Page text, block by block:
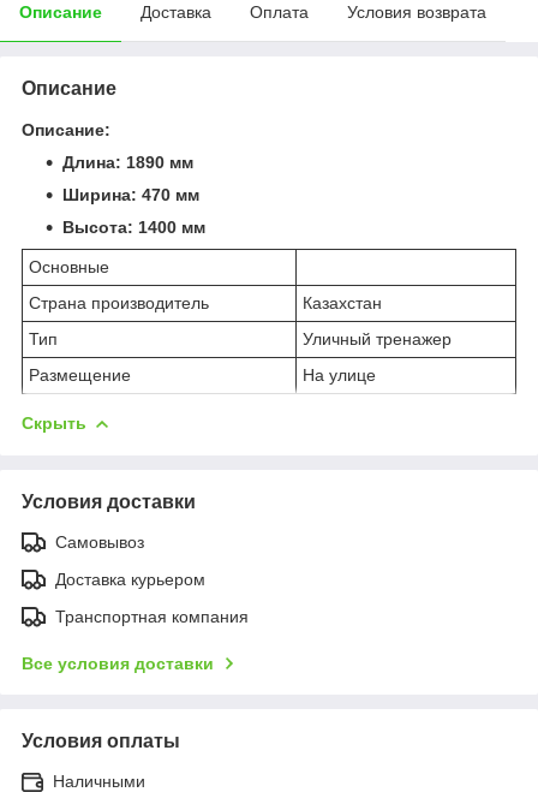
Описание Доставка Оплата Условия возврата
Описание
Описание:
Длина: 1890 мм
Ширина: 470 мм
Высота: 1400 мм
Основные
Страна производитель
Казахстан
Тип
Уличный тренажер
Размещение
На улице
Скрыть
Условия доставки
Самовывоз
Доставка курьером
Транспортная компания
Все условия доставки
Условия оплаты
Наличными